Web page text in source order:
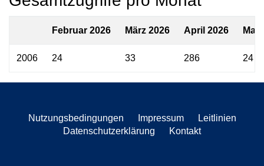
Februar 2026 März 2026 April 2026 Mai
2006 24 33 286 24
Nutzungsbedingungen Impressum
Leitlinien
Datenschutzerklärung
Kontakt